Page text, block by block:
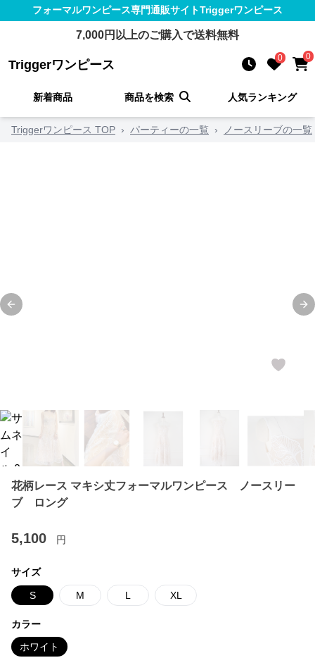
フォーマルワンピース専門通販サイトTriggerワンピース
7,000円以上のご購入で送料無料
Triggerワンピース 0 0
新着商品 商品を検索 人気ランキング
Triggerワンピース TOP › パーティーの一覧 › ノースリーブの一覧
Previous slide
花柄レース マキシ丈フォーマルワンピース ノースリー
ブ ロング
5,100 円
サイズ
S M L XL
カラー
ホワイト